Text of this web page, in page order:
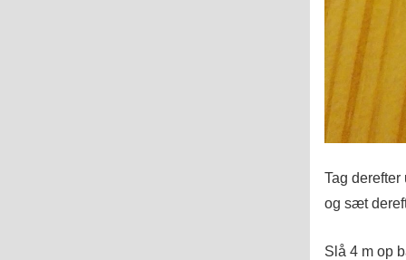
Tag
og sæt
Slå 4 m op